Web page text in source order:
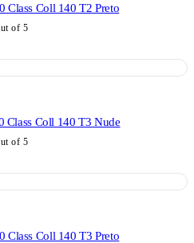
Class Coll 140 T2 Preto
of 5
Class Coll 140 T3 Nude
of 5
Class Coll 140 T3 Preto